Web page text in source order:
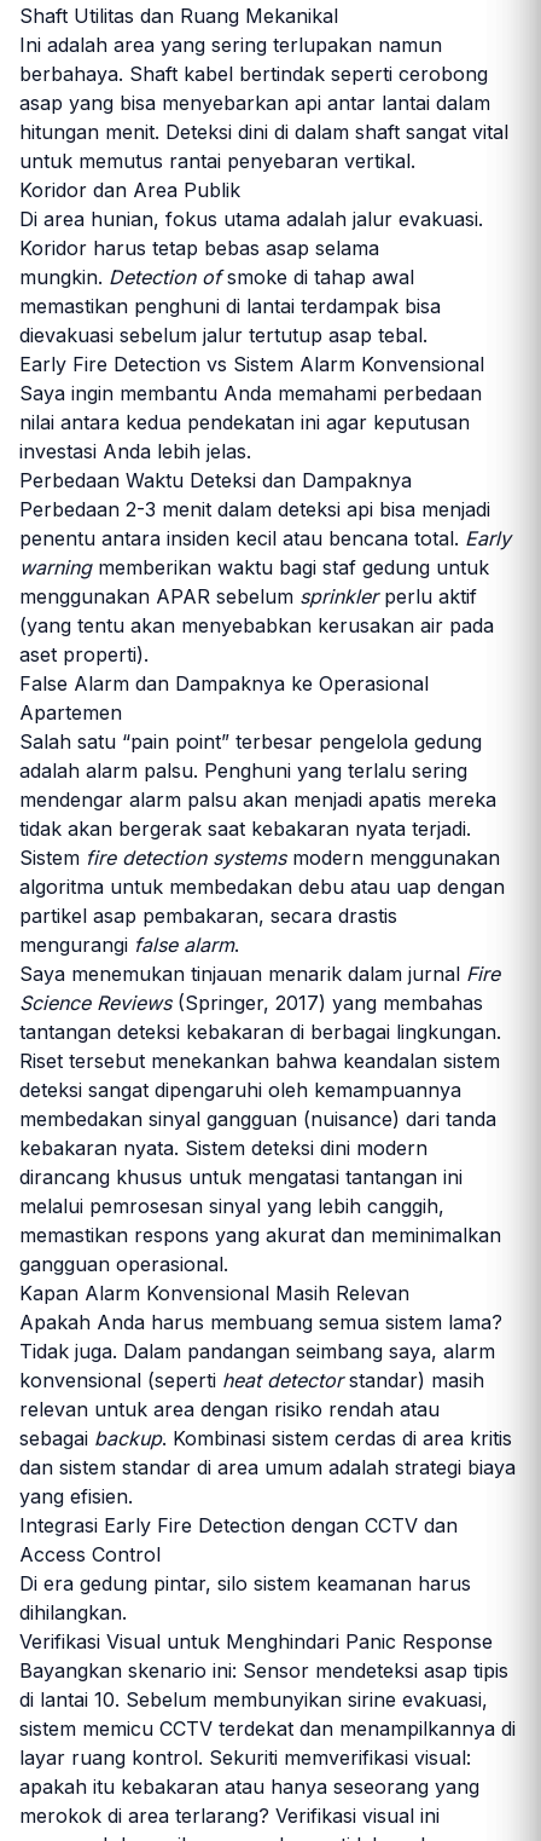
Shaft Utilitas dan Ruang Mekanikal
Ini adalah area yang sering terlupakan namun
berbahaya. Shaft kabel bertindak seperti cerobong
asap yang bisa menyebarkan api antar lantai dalam
hitungan menit. Deteksi dini di dalam shaft sangat vital
untuk memutus rantai penyebaran vertikal.
Koridor dan Area Publik
Di area hunian, fokus utama adalah jalur evakuasi.
Koridor harus tetap bebas asap selama
mungkin. Detection ofsmoke di tahap awal
memastikan penghuni di lantai terdampak bisa
dievakuasi sebelum jalur tertutup asap tebal.
Early Fire Detection vs Sistem Alarm Konvensional
Saya ingin membantu Anda memahami perbedaan
nilai antara kedua pendekatan ini agar keputusan
investasi Anda lebih jelas.
Perbedaan Waktu Deteksi dan Dampaknya
Perbedaan 2-3 menit dalam deteksi api bisa menjadi
penentu antara insiden kecil atau bencana total. Early
warningmemberikan waktu bagi staf gedung untuk
menggunakan APAR sebelum sprinklerperlu aktif
(yang tentu akan menyebabkan kerusakan air pada
aset properti).
False Alarm dan Dampaknya ke Operasional
Apartemen
Salah satu “pain point” terbesar pengelola gedung
adalah alarm palsu. Penghuni yang terlalu sering
mendengar alarm palsu akan menjadi apatis mereka
tidak akan bergerak saat kebakaran nyata terjadi.
Sistem fire detection systemsmodern menggunakan
algoritma untuk membedakan debu atau uap dengan
partikel asap pembakaran, secara drastis
mengurangi false alarm.
Saya menemukan tinjauan menarik dalam jurnal Fire
Science Reviews(Springer, 2017) yang membahas
tantangan deteksi kebakaran di berbagai lingkungan.
Riset tersebut menekankan bahwa keandalan sistem
deteksi sangat dipengaruhi oleh kemampuannya
membedakan sinyal gangguan (nuisance) dari tanda
kebakaran nyata. Sistem deteksi dini modern
dirancang khusus untuk mengatasi tantangan ini
melalui pemrosesan sinyal yang lebih canggih,
memastikan respons yang akurat dan meminimalkan
gangguan operasional.
Kapan Alarm Konvensional Masih Relevan
Apakah Anda harus membuang semua sistem lama?
Tidak juga. Dalam pandangan seimbang saya, alarm
konvensional (seperti heat detectorstandar) masih
relevan untuk area dengan risiko rendah atau
sebagai backup. Kombinasi sistem cerdas di area kritis
dan sistem standar di area umum adalah strategi biaya
yang efisien.
Integrasi Early Fire Detection dengan CCTV dan
Access Control
Di era gedung pintar, silo sistem keamanan harus
dihilangkan.
Verifikasi Visual untuk Menghindari Panic Response
Bayangkan skenario ini: Sensor mendeteksi asap tipis
di lantai 10. Sebelum membunyikan sirine evakuasi,
sistem memicu CCTV terdekat dan menampilkannya di
layar ruang kontrol. Sekuriti memverifikasi visual:
apakah itu kebakaran atau hanya seseorang yang
merokok di area terlarang? Verifikasi visual ini